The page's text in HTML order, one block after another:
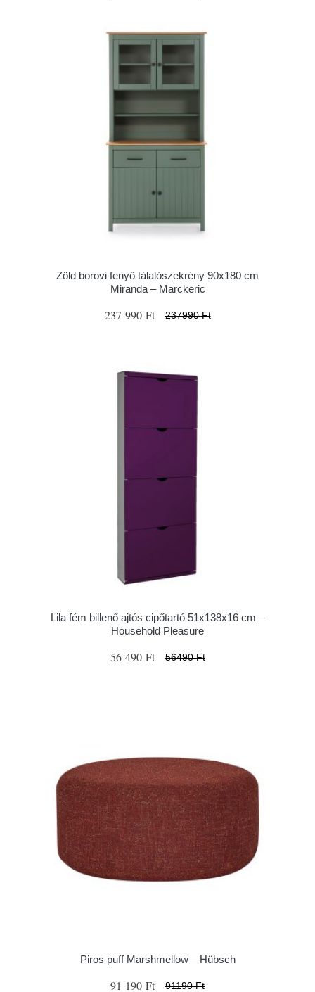
Zöld borovi fenyő tálalószekrény 90x180 cm
Miranda – Marckeric
237 990 Ft 237990 Ft
Lila fém billenő ajtós cipőtartó 51x138x16 cm –
Household Pleasure
56 490 Ft 56490 Ft
Piros puff Marshmellow – Hübsch
91 190 Ft 91190 Ft